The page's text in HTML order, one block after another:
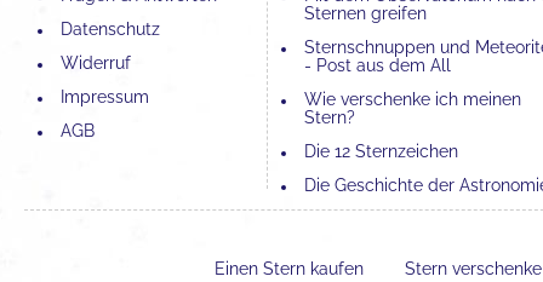
Datenschutz
Widerruf
Impressum
AGB
Sternen greifen
Sternschnuppen und
- Post aus dem All
Wie verschenke ich meinen
Stern?
Die 12 Sternzeichen
Die Geschichte der
Der Unterschied zwischen
Einen Stern kaufen Stern